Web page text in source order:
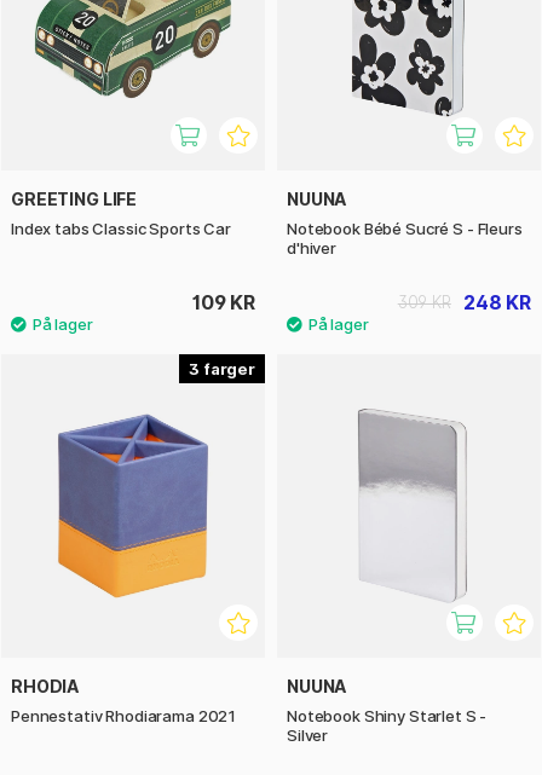
GREETING LIFE
Index tabs Classic Sports Car
109 KR
NUUNA
Notebook Bébé Sucré S - Fleurs
d'hiver
248 KR
309 KR
3
RHODIA
Pennestativ Rhodiarama 2021
NUUNA
Notebook Shiny Starlet S -
Silver